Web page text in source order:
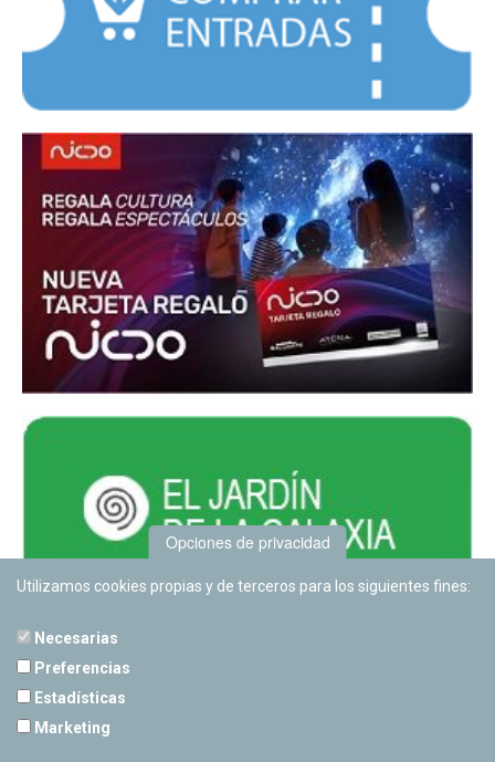
Opciones de privacidad
Utilizamos cookies propias y de terceros para los siguientes fines:
Necesarias
Preferencias
Estadísticas
Marketing